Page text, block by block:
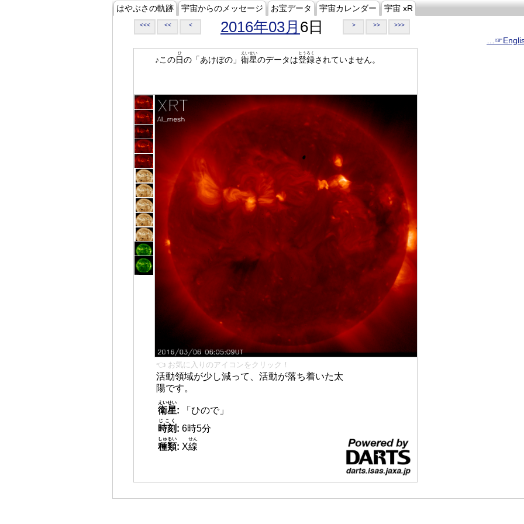
はやぶさの軌跡 宇宙からのメッセージ お宝データ 宇宙カレンダー 宇宙 xR
<<< << < 2016年03月 6日 > >> >>>
♪この日
ひ
の「あけぼの」 衛星
えいせい
のデータは登録
とうろく
されていません。
👈 お気に入りのアイコンをクリック！
活動領域が少し減って、活動が落ち着いた太
陽です。
衛星
えいせい
:
「ひので」
時刻
じこく
: 6時5分
種類
しゅるい
: X線
せん